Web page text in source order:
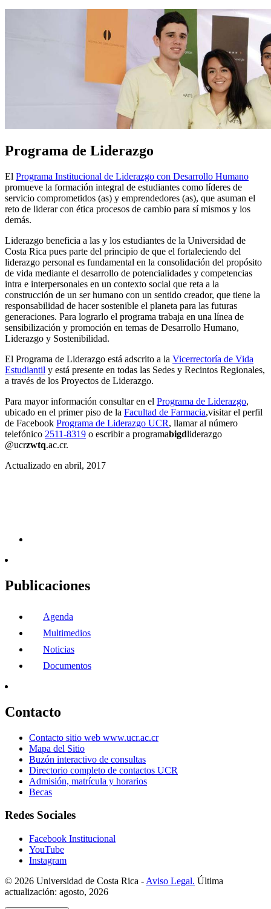
Programa de Liderazgo
El Programa Institucional de Liderazgo con Desarrollo Humano
promueve la formación integral de estudiantes como líderes de
servicio comprometidos (as) y emprendedores (as), que asuman el
reto de liderar con ética procesos de cambio para sí mismos y los
demás.
Liderazgo beneficia a las y los estudiantes de la Universidad de
Costa Rica pues parte del principio de que el fortaleciendo del
liderazgo personal es fundamental en la consolidación del propósito
de vida mediante el desarrollo de potencialidades y competencias
intra e interpersonales en un contexto social que reta a la
construcción de un ser humano con un sentido creador, que tiene la
responsabilidad de hacer sostenible el planeta para las futuras
generaciones. Para lograrlo el programa trabaja en una línea de
sensibilización y promoción en temas de Desarrollo Humano,
Liderazgo y Sostenibilidad.
El Programa de Liderazgo está adscrito a la Vicerrectoría de Vida
Estudiantil y está presente en todas las Sedes y Recintos Regionales,
a través de los Proyectos de Liderazgo.
Para mayor información consultar en el Programa de Liderazgo,
ubicado en el primer piso de la Facultad de Farmacia,visitar el perfil
de Facebook Programa de Liderazgo UCR, llamar al número
telefónico 2511-8319 o escribir a programabigdliderazgo
@ucrzwtq.ac.cr.
Actualizado en abril, 2017
Publicaciones
Agenda
Multimedios
Noticias
Documentos
Contacto
Contacto sitio web www.ucr.ac.cr
Mapa del Sitio
Buzón interactivo de consultas
Directorio completo de contactos UCR
Admisión, matrícula y horarios
Becas
Redes Sociales
Facebook Institucional
YouTube
Instagram
© 2026 Universidad de Costa Rica - Aviso Legal. Última
actualización: agosto, 2026